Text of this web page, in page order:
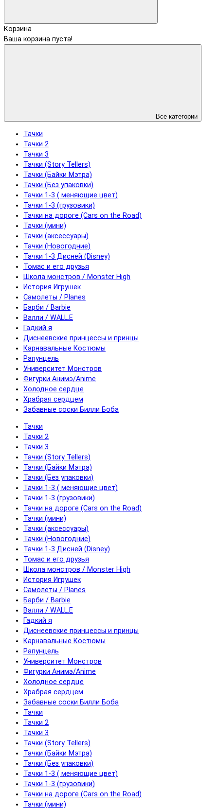
Корзина
Ваша корзина пуста!
Все категории
Тачки
Тачки 2
Тачки 3
Тачки (Story Tellers)
Тачки (Байки Мэтра)
Тачки (Без упаковки)
Тачки 1-3 ( меняющие цвет)
Тачки 1-3 (грузовики)
Тачки на дороге (Cars on the Road)
Тачки (мини)
Тачки (аксессуары)
Тачки (Новогодние)
Тачки 1-3 Дисней (Disney)
Томас и его друзья
Школа монстров / Monster High
История Игрушек
Самолеты / Planes
Барби / Barbie
Валли / WALL.E
Гадкий я
Диснеевские принцессы и принцы
Карнавальные Костюмы
Рапунцель
Университет Монстров
Фигурки Анимэ/Anime
Холодное сердце
Храбрая сердцем
Забавные соски Билли Боба
Тачки
Тачки 2
Тачки 3
Тачки (Story Tellers)
Тачки (Байки Мэтра)
Тачки (Без упаковки)
Тачки 1-3 ( меняющие цвет)
Тачки 1-3 (грузовики)
Тачки на дороге (Cars on the Road)
Тачки (мини)
Тачки (аксессуары)
Тачки (Новогодние)
Тачки 1-3 Дисней (Disney)
Томас и его друзья
Школа монстров / Monster High
История Игрушек
Самолеты / Planes
Барби / Barbie
Валли / WALL.E
Гадкий я
Диснеевские принцессы и принцы
Карнавальные Костюмы
Рапунцель
Университет Монстров
Фигурки Анимэ/Anime
Холодное сердце
Храбрая сердцем
Забавные соски Билли Боба
Тачки
Тачки 2
Тачки 3
Тачки (Story Tellers)
Тачки (Байки Мэтра)
Тачки (Без упаковки)
Тачки 1-3 ( меняющие цвет)
Тачки 1-3 (грузовики)
Тачки на дороге (Cars on the Road)
Тачки (мини)